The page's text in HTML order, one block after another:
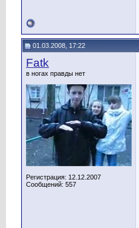
01.03.2008, 17:22
Fatk
в ногах правды нет
Регистрация: 12.12.2007
Сообщений: 557